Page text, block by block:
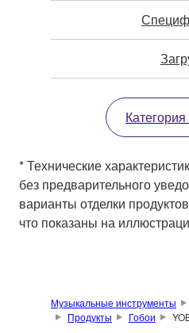
* Технические
без предварительного
варианты отделки
что показаны на
Музыкальные инструменты
Продукты
Гобои